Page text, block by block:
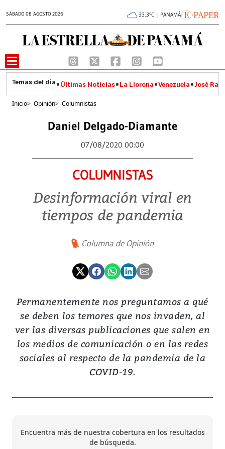
SÁBADO 08 AGOSTO 2026 33.3°C | PANAMÁ
Últimas Noticias La Llorona Venezuela José
Inicio> Opinión> Columnistas
Daniel Delgado-Diamante
07/08/2020 00:00
COLUMNISTAS
Desinformación viral en
tiempos de pandemia
Columna de Opinión
Permanentemente nos preguntamos a qué
se deben los temores que nos invaden, al
ver las diversas publicaciones que salen en
los medios de comunicación o en las redes
sociales al respecto de la pandemia de la
COVID-19.
Encuentra más de nuestra cobertura en los resultados
de búsqueda.